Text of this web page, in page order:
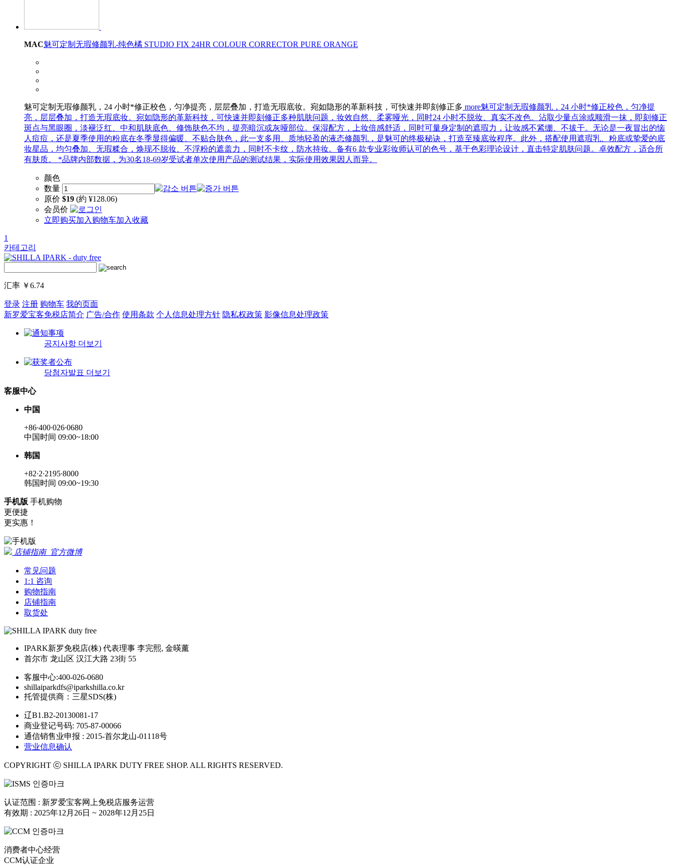
MAC魅可定制无瑕修颜乳-纯色橘 STUDIO FIX 24HR COLOUR CORRECTOR PURE ORANGE
魅可定制无瑕修颜乳，24 小时*修正校色，匀净提亮，层层叠加，打造无瑕底妆。宛如隐形的革新科技，可快速并即刻修正多 more魅可定制无瑕修颜乳，24 小时*修正校色，匀净提
亮，层层叠加，打造无瑕底妆。宛如隐形的革新科技，可快速并即刻修正多种肌肤问题，妆效自然、柔雾哑光，同时24 小时不脱妆、真实不改色。沾取少量点涂或顺滑一抹，即刻修正
斑点与黑眼圈，淡褪泛红、中和肌肤底色、修饰肤色不均，提亮暗沉或灰哑部位。保湿配方，上妆倍感舒适，同时可量身定制的遮瑕力，让妆感不紧绷、不拔干。无论是一夜冒出的恼
人痘痘，还是夏季使用的粉底在冬季显得偏暖、不贴合肤色，此一支多用、质地轻盈的液态修颜乳，是魅可的终极秘诀，打造至臻底妆程序。此外，搭配使用遮瑕乳、粉底或挚爱的底
妆星品，均匀叠加、无瑕糅合，焕现不脱妆、不浮粉的遮盖力，同时不卡纹，防水持妆。备有6 款专业彩妆师认可的色号，基于色彩理论设计，直击特定肌肤问题。卓效配方，适合所
有肤质。 *品牌内部数据，为30名18-69岁受试者单次使用产品的测试结果，实际使用效果因人而异。
颜色
数量
原价 $19 (約 ¥128.06)
会员价
立即购买加入购物车加入收藏
1
카테고리
汇率 ￥6.74
登录 注册 购物车 我的页面
新罗爱宝客免税店简介 广告/合作 使用条款 个人信息处理方针 隐私权政策 影像信息处理政策
공지사항 더보기
당첨자발표 더보기
客服中心
中国
+86·400·026·0680
中国时间 09:00~18:00
韩国
+82·2·2195·8000
韩国时间 09:00~19:30
手机版 手机购物
更便捷
更实惠！
店铺指南 官方微博
常见问题
1:1 咨询
购物指南
店铺指南
取货处
IPARK新罗免税店(株) 代表理事 李完熙, 金暎薰
首尔市 龙山区 汉江大路 23街 55
客服中心:400-026-0680
shillaiparkdfs@iparkshilla.co.kr
托管提供商：三星SDS(株)
辽B1.B2-20130081-17
商业登记号码: 705-87-00066
通信销售业申报 : 2015-首尔龙山-01118号
营业信息确认
COPYRIGHT ⓒ SHILLA IPARK DUTY FREE SHOP. ALL RIGHTS RESERVED.
认证范围 : 新罗爱宝客网上免税店服务运营
有效期 : 2025年12月26日 ~ 2028年12月25日
消费者中心经营
CCM认证企业